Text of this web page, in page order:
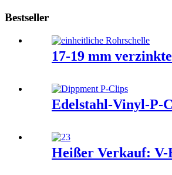
Bestseller
17-19 mm
Edelstahl-Vinyl-P-
Heißer Verkauf: V-